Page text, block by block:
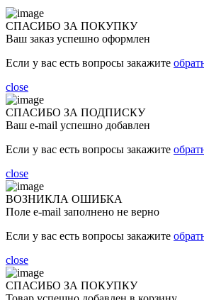
СПАСИБО ЗА ПОКУПКУ
Ваш заказ успешно оформлен
Если у вас есть вопросы закажите
close
СПАСИБО ЗА ПОДПИСКУ
Ваш e-mail успешно добавлен
Если у вас есть вопросы закажите
close
ВОЗНИКЛА ОШИБКА
Поле e-mail заполнено не верно
Если у вас есть вопросы закажите
close
СПАСИБО ЗА ПОКУПКУ